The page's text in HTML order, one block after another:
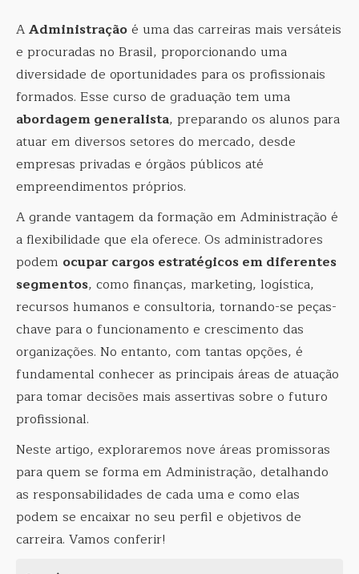
AAdministraçãoé uma das carreiras mais versáteis
e procuradas no Brasil, proporcionando uma
diversidade de oportunidades para os profissionais
formados. Esse curso de graduação tem uma
abordagem generalista, preparando os alunos para
atuar em diversos setores do mercado, desde
empresas privadas e órgãos públicos até
empreendimentos próprios.
A grande vantagem da formação em Administração é
a flexibilidade que ela oferece. Os administradores
podem ocupar cargos estratégicos em diferentes
segmentos, como finanças, marketing, logística,
recursos humanos e consultoria, tornando-se peças-
chave para o funcionamento e crescimento das
organizações. No entanto, com tantas opções, é
fundamental conhecer as principais áreas de atuação
para tomar decisões mais assertivas sobre o futuro
profissional.
Neste artigo, exploraremos nove áreas promissoras
para quem se forma em Administração, detalhando
as responsabilidades de cada uma e como elas
podem se encaixar no seu perfil e objetivos de
carreira. Vamos conferir!